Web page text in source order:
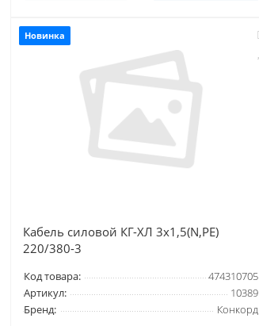
Новинка
Кабель силовой КГ-ХЛ 3х1,5(N,PE)
220/380-3
Код товара:
474310705
Артикул:
10389
Бренд:
Конкорд